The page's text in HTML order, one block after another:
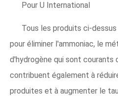
Pour U International
Tous les produits ci-
pour éliminer l'ammoniac, le
d'hydrogène qui sont courants
contribuent également à
produites et à augmenter le